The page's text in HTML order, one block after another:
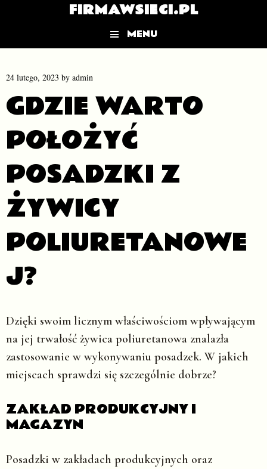
FIRMAWSIECI.PL
MENU
24 lutego, 2023 by admin
GDZIE WARTO
POŁOŻYĆ
POSADZKI Z
ŻYWICY
POLIURETANOWE
J?
Dzięki swoim licznym właściwościom wpływającym
na jej trwałość żywica poliuretanowa znalazła
zastosowanie w wykonywaniu posadzek. W jakich
miejscach sprawdzi się szczególnie dobrze?
ZAKŁAD PRODUKCYJNY I
MAGAZYN
Posadzki w zakładach produkcyjnych oraz